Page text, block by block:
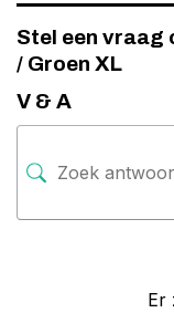
Stel een vraag
/ Groen XL
V & A
Er